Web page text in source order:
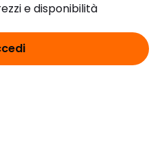
e disponibilità